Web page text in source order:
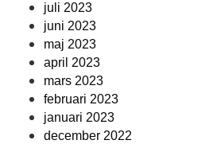
juli 2023
juni 2023
maj 2023
april 2023
mars 2023
februari 2023
januari 2023
december 2022